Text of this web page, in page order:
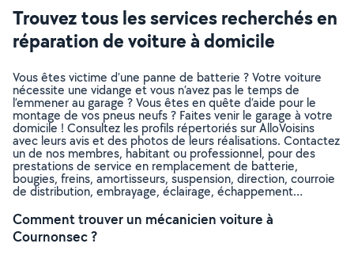
Trouvez tous les services recherchés en
réparation de voiture à domicile
Vous êtes victime d’une panne de batterie ? Votre voiture
nécessite une vidange et vous n’avez pas le temps de
l’emmener au garage ? Vous êtes en quête d’aide pour le
montage de vos pneus neufs ? Faites venir le garage à votre
domicile ! Consultez les profils répertoriés sur AlloVoisins
avec leurs avis et des photos de leurs réalisations. Contactez
un de nos membres, habitant ou professionnel, pour des
prestations de service en remplacement de batterie,
bougies, freins, amortisseurs, suspension, direction, courroie
de distribution, embrayage, éclairage, échappement…
Comment trouver un mécanicien voiture à
Cournonsec ?